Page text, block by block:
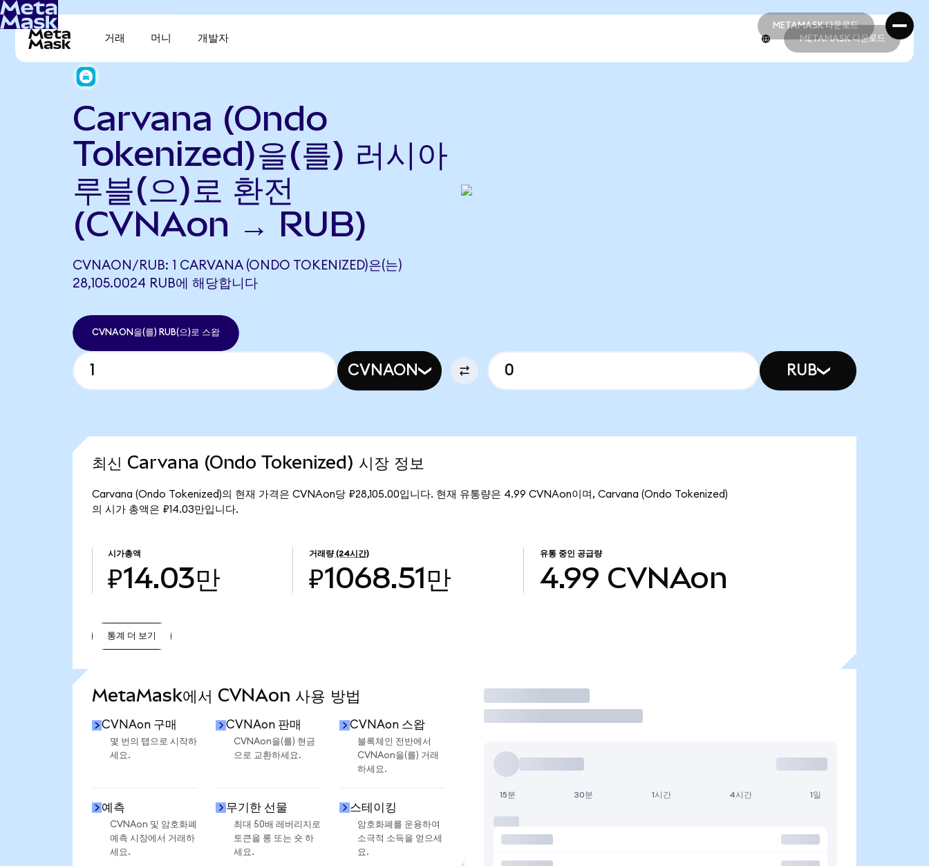
METAMASK 다운로드
METAMASK 다운로드
거래 머니 개발자 METAMASK 다운로드
Carvana (Ondo
Tokenized)을(를) 러시아
루블(으)로 환전
(CVNAon → RUB)
CVNAON/RUB: 1 CARVANA (ONDO TOKENIZED)은(는)
28,105.0024 RUB에 해당합니다
CVNAON을(를) RUB(으)로 스왑
CVNAON RUB
최신 Carvana (Ondo Tokenized) 시장 정보
Carvana (Ondo Tokenized)의 현재 가격은 CVNAon당 ₽28,105.00입니다. 현재 유통량은 4.99 CVNAon이며, Carvana (Ondo Tokenized)
의 시가 총액은 ₽14.03만입니다.
시가총액
₽14.03만
거래량 (24시간)
₽1068.51만
유통 중인 공급량
4.99 CVNAon
통계 더 보기
MetaMask에서 CVNAon 사용 방법
CVNAon 구매
몇 번의 탭으로 시작하
세요.
CVNAon 판매
CVNAon을(를) 현금
으로 교환하세요.
CVNAon 스왑
블록체인 전반에서
CVNAon을(를) 거래
하세요.
예측
CVNAon 및 암호화폐
예측 시장에서 거래하
세요.
무기한 선물
최대 50배 레버리지로
토큰을 롱 또는 숏 하
세요.
스테이킹
암호화폐를 운용하여
소극적 소득을 얻으세
요.
거래
15분 30분 1시간 4시간 1일